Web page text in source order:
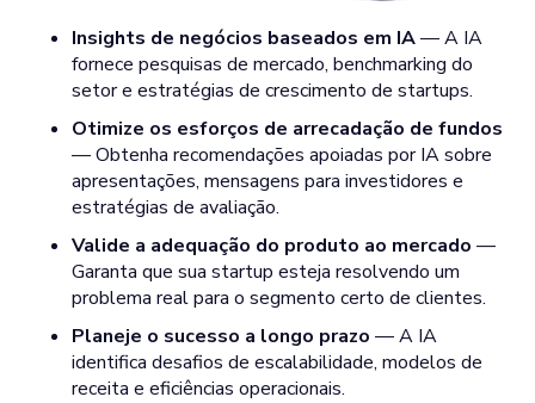
Insights de negócios baseados em IA— A IA
fornece pesquisas de mercado, benchmarking do
setor e estratégias de crescimento de startups.
Otimize os esforços de arrecadação de fundos
— Obtenha recomendações apoiadas por IA sobre
apresentações, mensagens para investidores e
estratégias de avaliação.
Valide a adequação do produto ao mercado —
Garanta que sua startup esteja resolvendo um
problema real para o segmento certo de clientes.
Planeje o sucesso a longo prazo — A IA
identifica desafios de escalabilidade, modelos de
receita e eficiências operacionais.